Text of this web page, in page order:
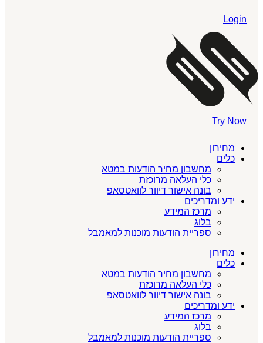
Login
Try Now
מחירון
כלים
מחשבון מחיר הודעות במטא
כלי העלאה מרוכזת
בונה אישור דיוור לוואטסאפ
ידע ומדריכים
מרכז המידע
בלוג
ספריית הודעות מוכנות למאמבל
מחירון
כלים
מחשבון מחיר הודעות במטא
כלי העלאה מרוכזת
בונה אישור דיוור לוואטסאפ
ידע ומדריכים
מרכז המידע
בלוג
ספריית הודעות מוכנות למאמבל